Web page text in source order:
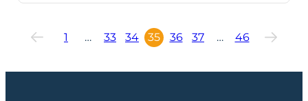
1 … 33 34 35 36 37 … 46